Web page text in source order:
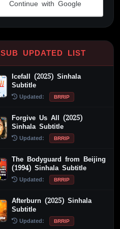
Continue with Google
SUB UPDATED LIST
Icefall (2025) Sinhala
Subtitle
Updated: BRRIP
Forgive Us All (2025)
Sinhala Subtitle
Updated: BRRIP
The Bodyguard from Beijing
(1994) Sinhala Subtitle
Updated: BRRIP
Afterburn (2025) Sinhala
Subtitle
Updated: BRRIP